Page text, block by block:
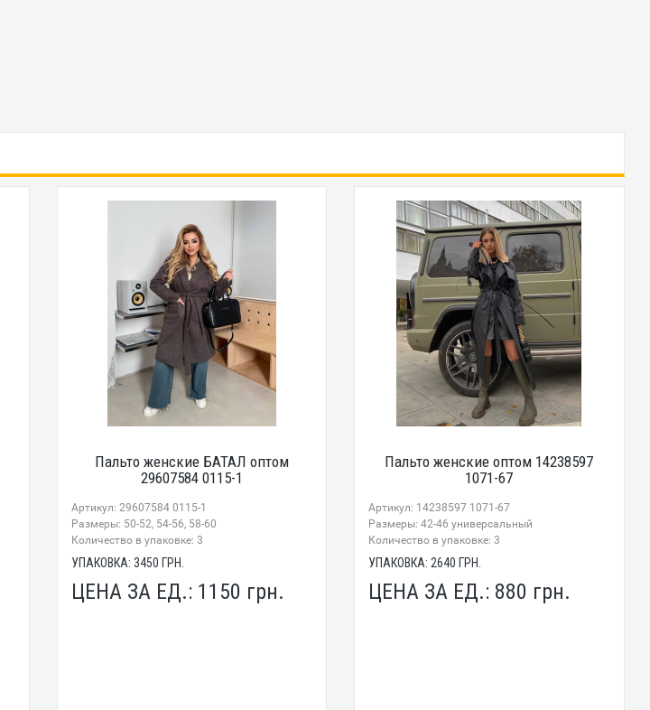
Пальто женские БАТАЛ оптом
29607584 0115-1
Артикул: 29607584 0115-1
Размеры: 50-52, 54-56, 58-60
Количество в упаковке: 3
УПАКОВКА: 3450 ГРН.
ЦЕНА ЗА ЕД.: 1150 грн.
Пальто женские оптом 14238597
1071-67
Артикул: 14238597 1071-67
Размеры: 42-46 универсальный
Количество в упаковке: 3
УПАКОВКА: 2640 ГРН.
ЦЕНА ЗА ЕД.: 880 грн.